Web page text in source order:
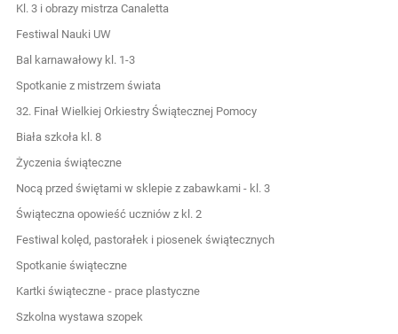
Kl. 3 i obrazy mistrza Canaletta
Festiwal Nauki UW
Bal karnawałowy kl. 1-3
Spotkanie z mistrzem świata
32. Finał Wielkiej Orkiestry Świątecznej Pomocy
Biała szkoła kl. 8
Życzenia świąteczne
Nocą przed świętami w sklepie z zabawkami - kl. 3
Świąteczna opowieść uczniów z kl. 2
Festiwal kolęd, pastorałek i piosenek świątecznych
Spotkanie świąteczne
Kartki świąteczne - prace plastyczne
Szkolna wystawa szopek